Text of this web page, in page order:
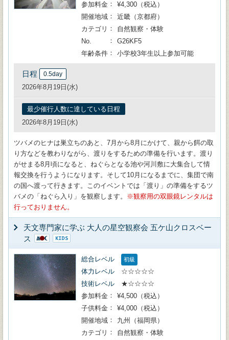
参加料金
¥4,300（税込）
開催地域
近畿（京都府）
カテゴリ
自然観察・体験
No.
G26KF5
年齢条件
小学校3年生以上参加可能
日程 0.5day
2026年8月19日(水)
最少催行人数に達している日程
2026年8月19日(水)
ツバメのヒナは巣立ちのあと、7月から8月にかけて、親から餌の取
り方などを教わりながら、渡りをするための準備を行います。渡り
がせまる8月頃になると、ねぐらとなる池や河川敷に大集合して情
報交換を行うようになります。そして10月になるまでに、集団で南
の国へ渡って行きます。このイベントでは「渡り」の準備をするツ
バメの「ねぐら入り」を観察します。
観察用の双眼鏡レンタルは
行っておりません。
天文専門家に学ぶ 大人の星空観察会 五ケ山クロスベー
ス
総合レベル 初級
体力レベル
☆☆☆☆☆
技術レベル
★☆☆☆☆
参加料金
¥4,500（税込）
子供料金
¥4,000（税込）
開催地域
九州（福岡県）
カテゴリ
自然観察・体験